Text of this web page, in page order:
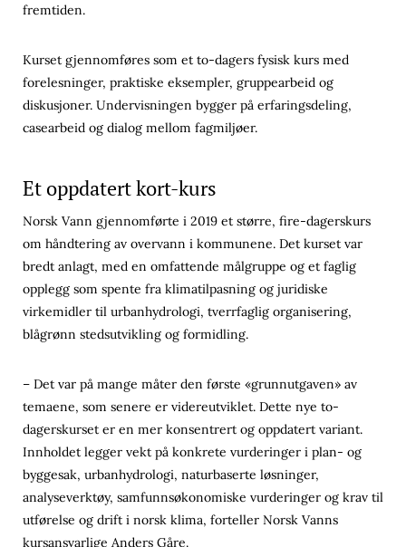
fremtiden.
Kurset gjennomføres som et to-dagers fysisk kurs med
forelesninger, praktiske eksempler, gruppearbeid og
diskusjoner. Undervisningen bygger på erfaringsdeling,
casearbeid og dialog mellom fagmiljøer.
Et oppdatert kort-kurs
Norsk Vann gjennomførte i 2019 et større, fire-dagerskurs
om håndtering av overvann i kommunene. Det kurset var
bredt anlagt, med en omfattende målgruppe og et faglig
opplegg som spente fra klimatilpasning og juridiske
virkemidler til urbanhydrologi, tverrfaglig organisering,
blågrønn stedsutvikling og formidling.
– Det var på mange måter den første «grunnutgaven» av
temaene, som senere er videreutviklet. Dette nye to-
dagerskurset er en mer konsentrert og oppdatert variant.
Innholdet legger vekt på konkrete vurderinger i plan- og
byggesak, urbanhydrologi, naturbaserte løsninger,
analyseverktøy, samfunnsøkonomiske vurderinger og krav til
utførelse og drift i norsk klima, forteller Norsk Vanns
kursansvarlige Anders Gåre.